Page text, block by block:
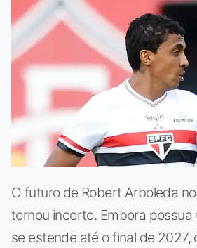
O futuro de Robert Arboleda
tornou incerto. Embora
se estende até o final de 2027,